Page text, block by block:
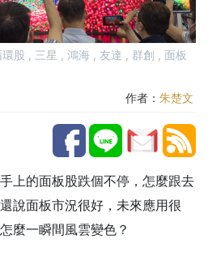
股 , 三星 , 鴻海 , 友達 , 群創 , 面板
作者： 朱楚文
上的面板股跌個不停，怎麼跟去
說面板市況很好，未來應用很
麼一瞬間風雲變色？